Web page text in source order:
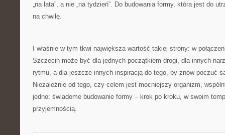
„na lata”, a nie „na tydzień”. Do budowania formy, która jest do
na chwilę.
I właśnie w tym tkwi największa wartość takiej strony: w
Szczecin może być dla jednych początkiem drogi, dla innych
rytmu, a dla jeszcze innych inspiracją do tego, by znów poczuć
Niezależnie od tego, czy celem jest mocniejszy organizm,
jedno: świadome budowanie formy – krok po kroku, w swoim
przyjemnością.